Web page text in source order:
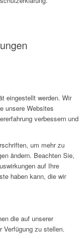
eingestellt werden. Wir
unsere Websites
verbessern und
um mehr zu
ändern. Beachten Sie,
auf Ihre
haben kann, die wir
die auf unserer
Verfügung zu stellen.